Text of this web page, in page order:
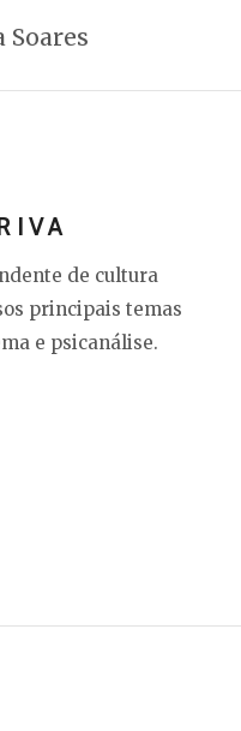
Soares
de cultura
principais temas
e psicanálise.